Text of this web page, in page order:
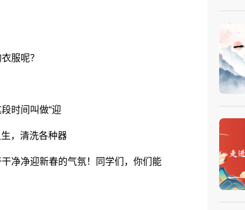
服呢？
时间叫做“迎
，清洗各种器
净净迎新春的气氛！同学们，你们能